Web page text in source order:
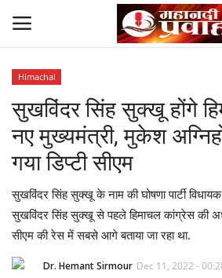
Home
देश
मनोरंजन
Himachal
सुखविंदर सिंह सुक्खू होंगे
नए मुख्यमंत्री, मुकेश
गया डिप्टी सीएम
सुखविंदर सिंह सुक्खू के नाम की घोषणा पार्टी
सुखविंदर सिंह सुक्खू से पहले हिमाचल कांग्रेस की
सीएम की रेस में सबसे आगे बताया जा रहा था.
Dr. Hemant Sirmour Dec 11, 2022 -